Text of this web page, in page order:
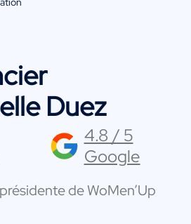
Duez
4.8 / 5
Google
de WoMen’Up